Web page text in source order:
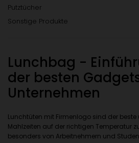
Putztücher
Sonstige Produkte
Lunchbag -
der besten
Unternehmen
Lunchtüten mit Firmenlogo sind der
Mahlzeiten auf der richtigen Temperatur
besonders von Arbeitnehmern und